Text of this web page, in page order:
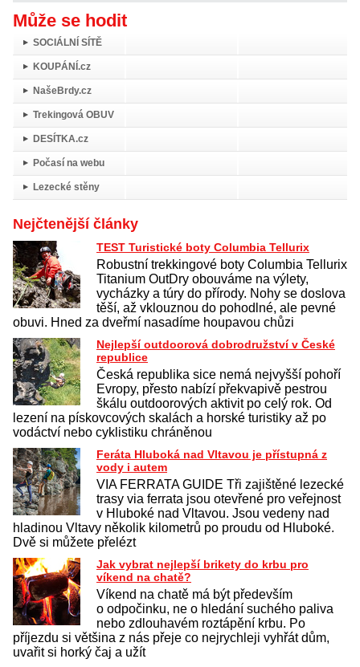
Může se hodit
SOCIÁLNÍ SÍTĚ
KOUPÁNÍ.cz
NašeBrdy.cz
Trekingová OBUV
DESÍTKA.cz
Počasí na webu
Lezecké stěny
Nejčtenější články
TEST Turistické boty Columbia Tellurix
Robustní trekkingové boty Columbia Tellurix
Titanium OutDry obouváme na výlety,
vycházky a túry do přírody. Nohy se doslova
těší, až vklouznou do pohodlné, ale pevné
obuvi. Hned za dveřmí nasadíme houpavou chůzi
Nejlepší outdoorová dobrodružství v České
republice
Česká republika sice nemá nejvyšší pohoří
Evropy, přesto nabízí překvapivě pestrou
škálu outdoorových aktivit po celý rok. Od
lezení na pískovcových skalách a horské turistiky až po
vodáctví nebo cyklistiku chráněnou
Feráta Hluboká nad Vltavou je přístupná z
vody i autem
VIA FERRATA GUIDE Tři zajištěné lezecké
trasy via ferrata jsou otevřené pro veřejnost
v Hluboké nad Vltavou. Jsou vedeny nad
hladinou Vltavy několik kilometrů po proudu od Hluboké.
Dvě si můžete přelézt
Jak vybrat nejlepší brikety do krbu pro
víkend na chatě?
Víkend na chatě má být především
o odpočinku, ne o hledání suchého paliva
nebo zdlouhavém roztápění krbu. Po
příjezdu si většina z nás přeje co nejrychleji vyhřát dům,
uvařit si horký čaj a užít